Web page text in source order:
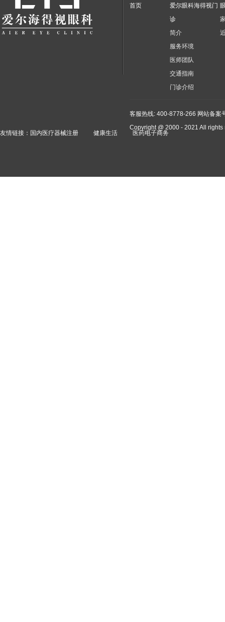
首页
爱尔眼科海得视门
诊
简介
服务环境
医师团队
交通指南
门诊介绍
客服热线: 400-8778-266 网站备案
Copyright @ 2000 - 2021 All
友情链接： 国内医疗器械注册 健康生活 医药电子商务